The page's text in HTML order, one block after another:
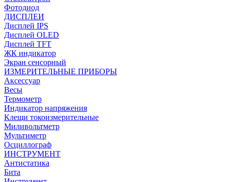
Фотодиод
ДИСПЛЕИ
Дисплей IPS
Дисплей OLED
Дисплей TFT
ЖК индикатор
Экран сенсорный
ИЗМЕРИТЕЛЬНЫЕ ПРИБОРЫ
Аксессуар
Весы
Термометр
Индикатор напряжения
Клещи токоизмерительные
Миливольтметр
Мультиметр
Осциллограф
ИНСТРУМЕНТ
Антистатика
Бита